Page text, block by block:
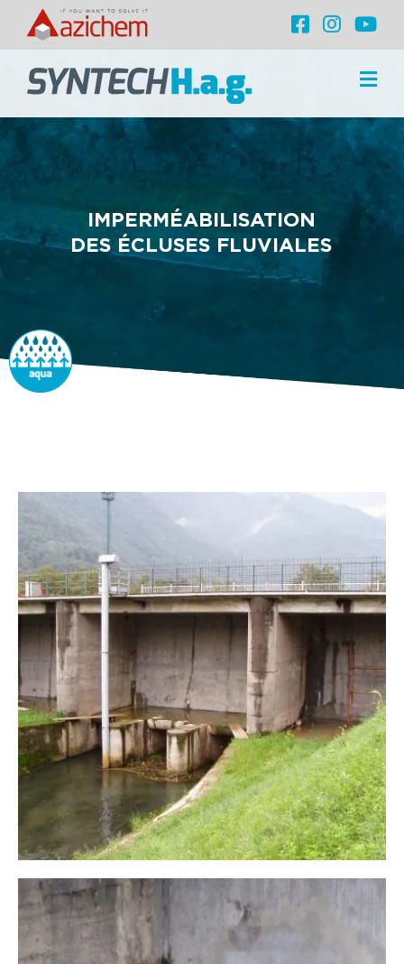
IMPERMÉABILISATION
DES ÉCLUSES FLUVIALES